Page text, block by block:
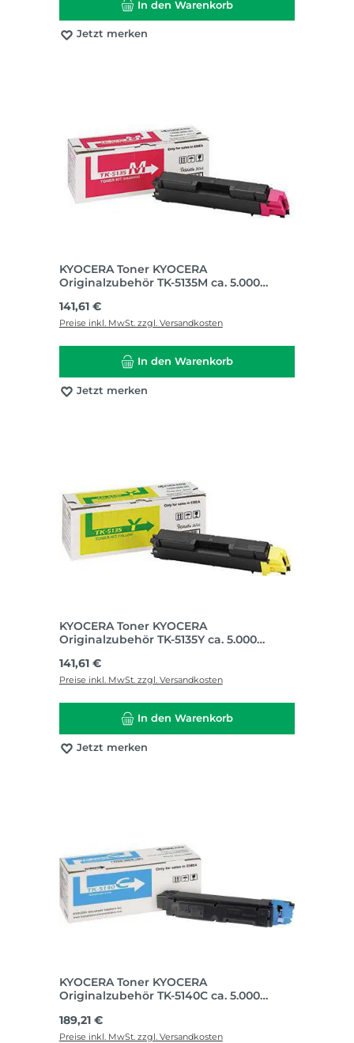
In den Warenkorb
Jetzt merken
KYOCERA Toner KYOCERA
Originalzubehör TK-5135M ca. 5.000
Regulärer Preis:
141,61 €
Preise inkl. MwSt. zzgl. Versandkosten
In den Warenkorb
Jetzt merken
KYOCERA Toner KYOCERA
Originalzubehör TK-5135Y ca. 5.000
Regulärer Preis:
141,61 €
Preise inkl. MwSt. zzgl. Versandkosten
In den Warenkorb
Jetzt merken
KYOCERA Toner KYOCERA
Originalzubehör TK-5140C ca. 5.000
Regulärer Preis:
189,21 €
Preise inkl. MwSt. zzgl. Versandkosten